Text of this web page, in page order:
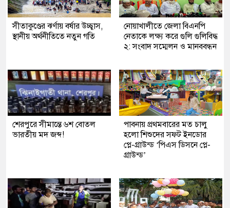
সীতাকুণ্ডের ঝর্ণায় বর্ষার উচ্ছ্বাস,
স্থানীয় অর্থনীতিতে নতুন গতি
নোয়াখালীতে জেলা বিএনপি
নেতাকে লক্ষ্য করে গুলি গুলিবিদ্ধ
২: সংবাদ সম্মেলন ও মানববন্ধন
শেরপুরে সীমান্তে ৬শ বোতল
ভারতীয় মদ জব্দ!
পাবনায় প্রথমবারের মত চালু
হলো শিশুদের সফট ইনডোর
প্লে-গ্রাউন্ড ‘পিএস ডিসনে প্লে-
গ্রাউন্ড’